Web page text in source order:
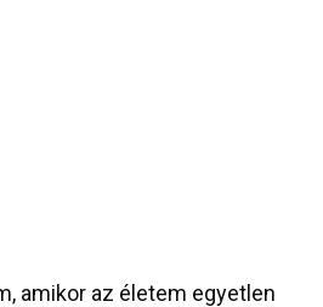
amikor az életem egyetlen